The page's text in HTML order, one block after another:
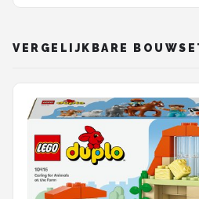
VERGELIJKBARE